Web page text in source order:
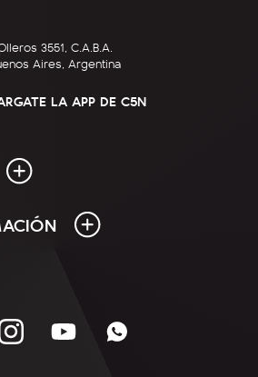
3551, C.A.B.A.
Aires, Argentina
LA APP DE C5N